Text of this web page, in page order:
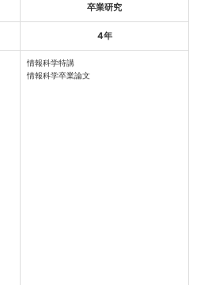
卒業研究
4年
情報科学特講
情報科学卒業論文